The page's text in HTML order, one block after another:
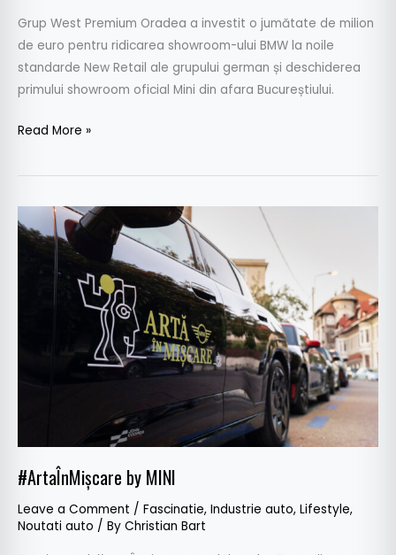
Grup West Premium Oradea a investit o jumătate de milion
de euro pentru ridicarea showroom-ului BMW la noile
standarde New Retail ale grupului german și deschiderea
primului showroom oficial Mini din afara Bucureștiului.
Read More »
#ArtaÎnMișcare by MINI
Leave a Comment / Fascinatie, Industrie auto, Lifestyle,
Noutati auto / By Christian Bart
#ArtaÎnMișcare
by